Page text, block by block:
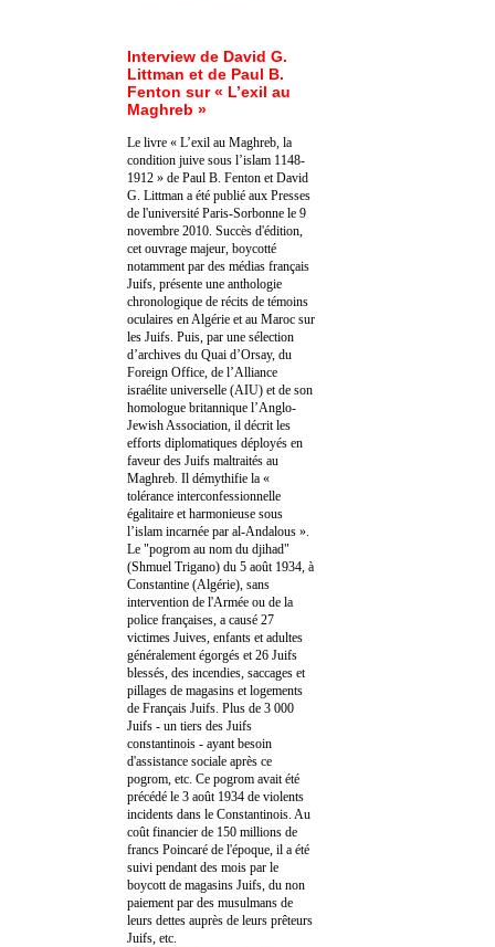
Interview de David G.
Littman et de Paul B.
Fenton sur « L’exil au
Maghreb »
Le livre « L’exil au Maghreb, la
condition juive sous l’islam 1148-
1912 » de Paul B. Fenton et David
G. Littman a été publié aux Presses
de l'université Paris-Sorbonne le 9
novembre 2010. Succès d'édition,
cet ouvrage majeur, boycotté
notamment par des médias français
Juifs, présente une anthologie
chronologique de récits de témoins
oculaires en Algérie et au Maroc sur
les Juifs. Puis, par une sélection
d’archives du Quai d’Orsay, du
Foreign Office, de l’Alliance
israélite universelle (AIU) et de son
homologue britannique l’Anglo-
Jewish Association, il décrit les
efforts diplomatiques déployés en
faveur des Juifs maltraités au
Maghreb. Il démythifie la «
tolérance interconfessionnelle
égalitaire et harmonieuse sous
l’islam incarnée par al-Andalous ».
Le "pogrom au nom du djihad"
(Shmuel Trigano) du 5 août 1934, à
Constantine (Algérie), sans
intervention de l'Armée ou de la
police françaises, a causé 27
victimes Juives, enfants et adultes
généralement égorgés et 26 Juifs
blessés, des incendies, saccages et
pillages de magasins et logements
de Français Juifs. Plus de 3 000
Juifs - un tiers des Juifs
constantinois - ayant besoin
d'assistance sociale après ce
pogrom, etc. Ce pogrom avait été
précédé le 3 août 1934 de violents
incidents dans le Constantinois. Au
coût financier de 150 millions de
francs Poincaré de l'époque, il a été
suivi pendant des mois par le
boycott de magasins Juifs, du non
paiement par des musulmans de
leurs dettes auprès de leurs prêteurs
Juifs, etc.